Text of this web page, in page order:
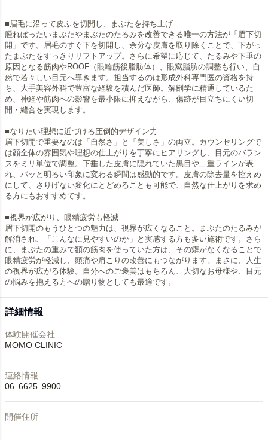
■眉毛に沿って皮ふを切開し、まぶたを持ち上げ
腫れぼったいまぶたやまぶたのたるみを改善できる唯一の方法が「眉下切
開」です。眉毛のすぐ下を切開し、余分な皮膚を取り除くことで、下がっ
たまぶたをすっきりリフトアップ。さらに希望に応じて、たるみや下垂の
原因となる筋肉やROOF（眼輪筋後脂肪体）、眼窩脂肪の調整も行い、自
然で若々しい目元へ導きます。担当するのは形成外科専門医の資格を持
ち、大手美容外科で豊富な経験を積んだ医師。解剖学に精通しているた
め、神経や筋肉への影響を最小限に抑えながら、傷跡が目立ちにくい切
開・縫合を実現します。
■なりたい理想に近づける圧倒的デザイン力
眉下切開で重要なのは「自然さ」と「美しさ」の両立。カウンセリングで
は顔全体の雰囲気や理想の仕上がりを丁寧にヒアリングし、目元のバラン
スをミリ単位で調整。下垂した皮膚に隠れていた黒目や二重ラインが表
れ、パッと明るい印象に変わる瞬間は感動的です。皮膚の除去量を控えめ
にして、さりげない変化にとどめることも可能で、自然な仕上がりを求め
る方にもおすすめです。
■視界が広がり、眼精疲労も軽減
眉下切開のもうひとつの魅力は、視界が広くなること。まぶたのたるみが
解消され、「こんなに見やすいのか」と実感する方も多い施術です。さら
に、まぶたの重みで額の筋肉を使っていた方は、その癖がなくなることで
眼精疲労が軽減し、頭痛や肩こりの改善にもつながります。まさに、人生
の視界が広がる体験。自分へのご褒美はもちろん、大切なお母様や、目元
詳細情報
体験開催会社
MOMO CLINIC
連絡情報
06ｰ6625ｰ9900
開催住所